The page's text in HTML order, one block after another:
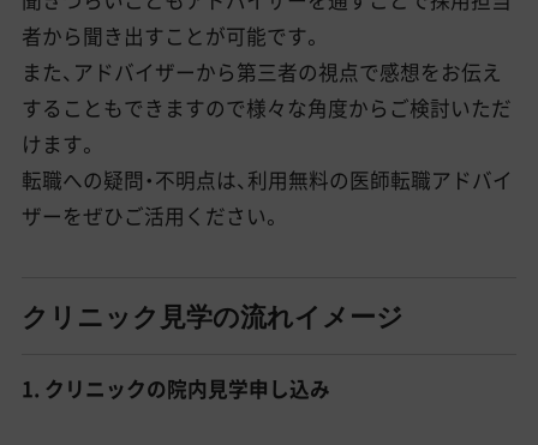
者から聞き出すことが可能です。
また、アドバイザーから第三者の視点で感想をお伝え
することもできますので様々な角度からご検討いただ
けます。
転職への疑問・不明点は、利用無料の医師転職アドバイ
ザーをぜひご活用ください。
クリニック見学の流れイメージ
1. クリニックの院内見学申し込み